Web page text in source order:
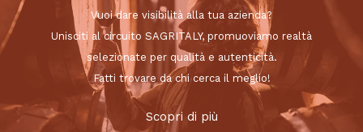
Vuoi dare visibilità alla tua azienda?
Unisciti al circuito SAGRITALY, promuoviamo realtà
selezionate per qualità e autenticità.
Fatti trovare da chi cerca il meglio!
Scopri di più